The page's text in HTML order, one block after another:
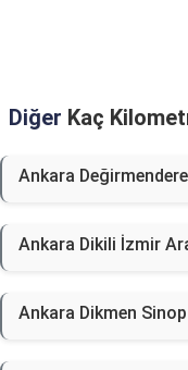
Diğer Kaç
Ankara
Ankara Dikili İzmir
Ankara Dikmen